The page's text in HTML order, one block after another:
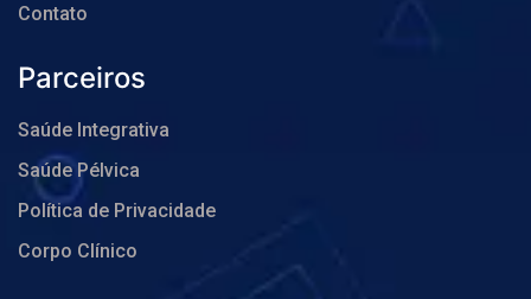
Contato
Parceiros
Saúde Integrativa
Saúde Pélvica
Política de Privacidade
Corpo Clínico